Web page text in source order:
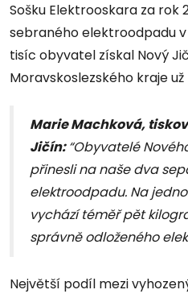
Sošku Elektrooskara za rok
sebraného elektroodpadu
tisíc obyvatel získal Nový
Moravskoslezského kraje
Marie Machková,
Jičín:“Obyvatelé
přinesli na naše dva
elektroodpadu. Na
vychází téměř pět
správně odloženého
Největší podíl mezi